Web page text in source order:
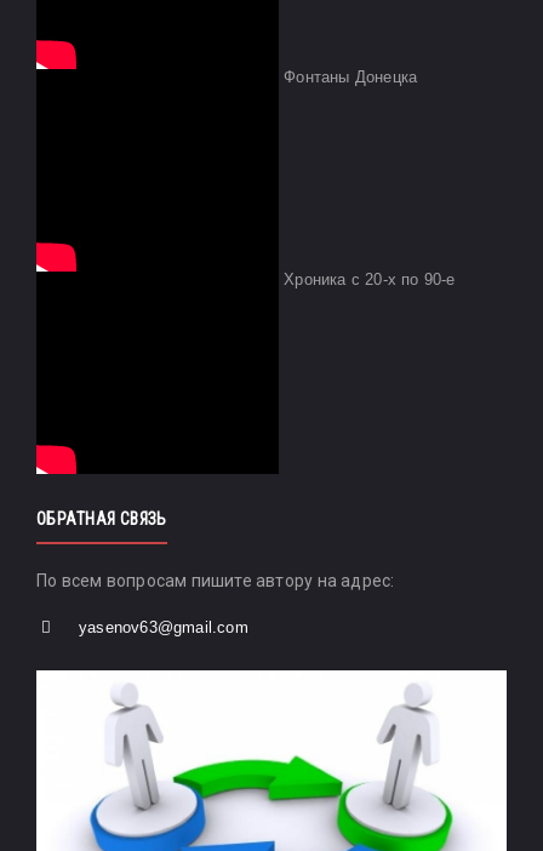
Фонтаны Донецка
Хроника с 20-х по 90-е
ОБРАТНАЯ СВЯЗЬ
По всем вопросам пишите автору на адрес:
yasenov63@gmail.com